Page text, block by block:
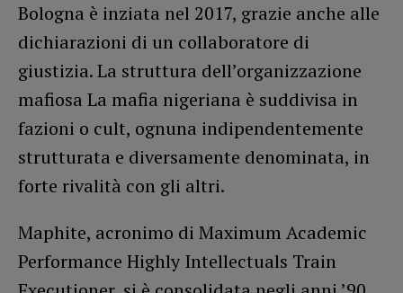
Bologna è inziata nel 2017, grazie anche alle
dichiarazioni di un collaboratore di
giustizia. La struttura dell’organizzazione
mafiosa La mafia nigeriana è suddivisa in
fazioni o cult, ognuna indipendentemente
strutturata e diversamente denominata, in
forte rivalità con gli altri.
Maphite, acronimo di Maximum Academic
Performance Highly Intellectuals Train